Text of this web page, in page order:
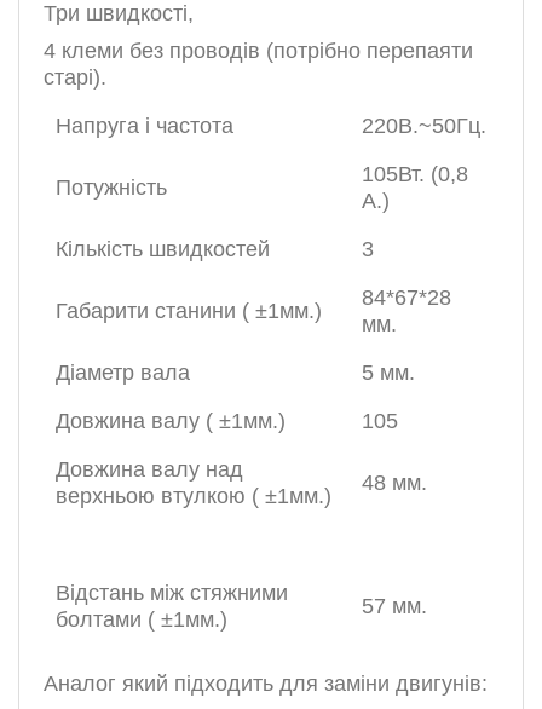
Три швидкості,
4 клеми без проводів (потрібно перепаяти
старі).
Напруга і частота
220В.~50Гц.
Потужність
105Вт. (0,8
А.)
Кількість швидкостей
3
Габарити станини ( ±1мм.)
84*67*28
мм.
Діаметр вала
5 мм.
Довжина валу ( ±1мм.)
105
Довжина валу над
верхньою втулкою ( ±1мм.)
48 мм.
Відстань між стяжними
болтами ( ±1мм.)
57 мм.
Аналог який підходить для заміни двигунів: